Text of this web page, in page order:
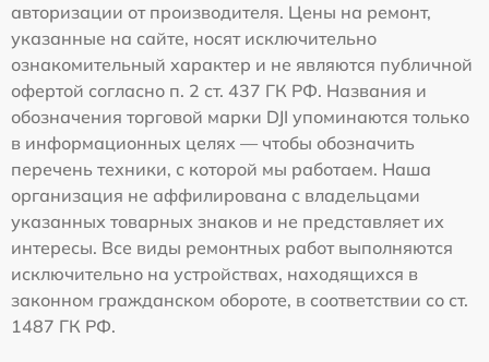
авторизации от производителя. Цены на ремонт,
указанные на сайте, носят исключительно
ознакомительный характер и не являются публичной
офертой согласно п. 2 ст. 437 ГК РФ. Названия и
обозначения торговой марки DJI упоминаются только
в информационных целях — чтобы обозначить
перечень техники, с которой мы работаем. Наша
организация не аффилирована с владельцами
указанных товарных знаков и не представляет их
интересы. Все виды ремонтных работ выполняются
исключительно на устройствах, находящихся в
законном гражданском обороте, в соответствии со ст.
1487 ГК РФ.